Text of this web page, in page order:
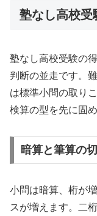
塾なし高校受
塾なし高校受験の
判断の並走です。
は標準小問の取り
検算の型を先に固
暗算と筆算の
小問は暗算、桁が
スが増えます。二